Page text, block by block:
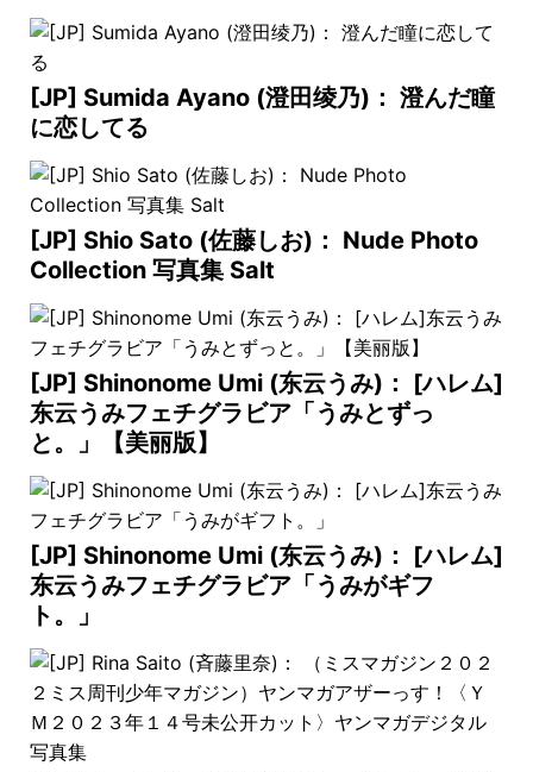
[JP] Sumida Ayano (澄田绫乃)： 澄んだ瞳
に恋してる
[JP] Shio Sato (佐藤しお)： Nude Photo
Collection 写真集 Salt
[JP] Shinonome Umi (东云うみ)： [ハレム]
东云うみフェチグラビア「うみとずっ
と。」【美丽版】
[JP] Shinonome Umi (东云うみ)： [ハレム]
东云うみフェチグラビア「うみがギフ
ト。」